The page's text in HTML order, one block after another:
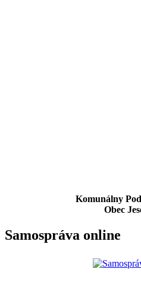
Komunálny
Obec
Samospráva online